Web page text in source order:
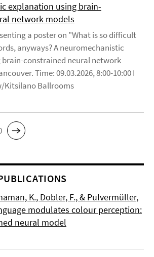
explanation using brain-
network models
a poster on "What is so difficult
anyways? A neuromechanistic
constrained neural network
Time: 09.03.2026, 8:00-10:00 I
Kitsilano Ballrooms
K., Dobler, F., & Pulvermüller,
modulates colour perception:
neural model